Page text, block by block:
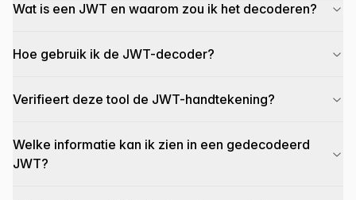
Wat is een JWT en waarom zou ik het decoderen?
Hoe gebruik ik de JWT-decoder?
Verifieert deze tool de JWT-handtekening?
Welke informatie kan ik zien in een gedecodeerd
JWT?